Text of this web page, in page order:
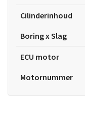
Cilinderinhoud
Boring x Slag
ECU motor
Motornummer